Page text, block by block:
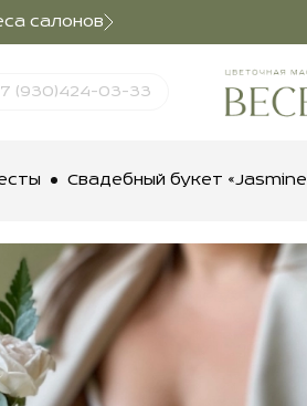
салонов
(930)424-03-33
Свадебный букет